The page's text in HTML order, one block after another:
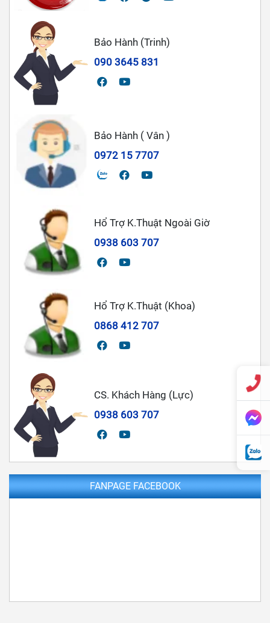
Bảo Hành (Trinh)
090 3645 831
Bảo Hành ( Vân )
0972 15 7707
Hổ Trợ K.Thuật Ngoài Giờ
0938 603 707
Hổ Trợ K.Thuật (Khoa)
0868 412 707
CS. Khách Hàng (Lực)
0938 603 707
FANPAGE FACEBOOK